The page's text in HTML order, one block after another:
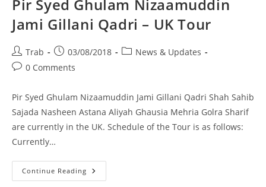
Pir Syed Ghulam Nizaamuddin
Jami Gillani Qadri – UK Tour
Post
author:
Trab
Post
published:
03/08/2018
PostNews & Updates
Post0 Comments
Pir Syed Ghulam Nizaamuddin Jami Gillani Qadri Shah Sahib
Sajada Nasheen Astana Aliyah Ghausia Mehria Golra Sharif
are currently in the UK. Schedule of the Tour is as follows:
Currently…
Continue Reading Pir
Syed